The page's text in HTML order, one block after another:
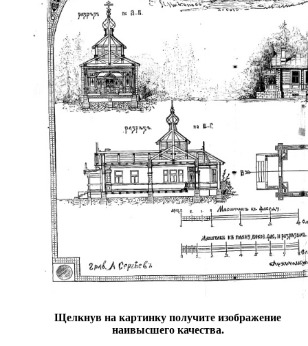
Щелкнув на картинку получите изображение
наивысшего качества.